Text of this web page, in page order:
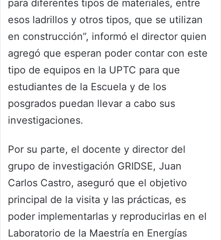
para diferentes tipos de materiales, entre
esos ladrillos y otros tipos, que se utilizan
en construcción”, informó el director quien
agregó que esperan poder contar con este
tipo de equipos en la UPTC para que
estudiantes de la Escuela y de los
posgrados puedan llevar a cabo sus
investigaciones.
Por su parte, el docente y director del
grupo de investigación GRIDSE, Juan
Carlos Castro, aseguró que el objetivo
principal de la visita y las prácticas, es
poder implementarlas y reproducirlas en el
Laboratorio de la Maestría en Energías